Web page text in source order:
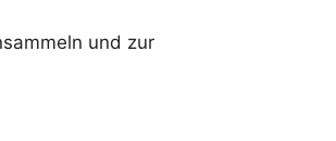
und zur